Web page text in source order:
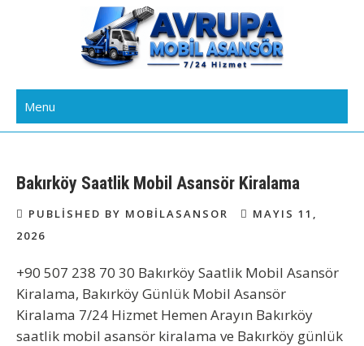
Avrupa Yakası Mobil Asansör
Kiralama
Menu
Bakırköy Saatlik Mobil Asansör Kiralama
PUBLISHED BY MOBILASANSOR
MAYIS 11,
2026
+90 507 238 70 30 Bakırköy Saatlik Mobil Asansör
Kiralama, Bakırköy Günlük Mobil Asansör
Kiralama 7/24 Hizmet Hemen Arayın Bakırköy
saatlik mobil asansör kiralama ve Bakırköy günlük